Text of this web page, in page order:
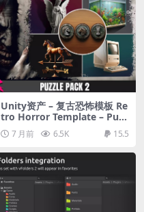
Unity资产 – 复古恐怖模板 Re
tro Horror Template – Puzz
le Pack 2
7 月前 6.5K 15.5